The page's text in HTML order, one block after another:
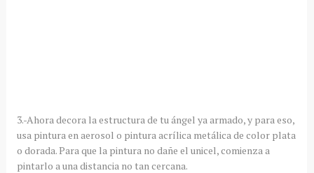
3.-Ahora decora la estructura de tu ángel ya armado, y para eso,
usa pintura en aerosol o pintura acrílica metálica de color plata
o dorada. Para que la pintura no dañe el unicel, comienza a
pintarlo a una distancia no tan cercana.